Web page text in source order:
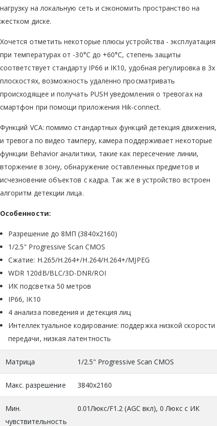
нагрузку на локальную сеть и сэкономить пространство на
жестком диске.
Хочется отметить некоторые плюсы устройства - эксплуатация
при температурах от -30°C до +60°C, степень защиты
соответствует стандарту IP66 и IK10, удобная регулировка в 3х
плоскостях, возможность удаленно просматривать
происходящее и получать PUSH уведомления о тревогах на
смартфон при помощи приложения Hik-connect.
Функций VCA: помимо стандартных функций детекция движения,
и тревога по видео тамперу, камера поддерживает некоторые
функции Behavior аналитики, такие как пересечение линии,
вторжение в зону, обнаружение оставленных предметов и
исчезновение объектов с кадра. Так же в устройство встроен
алгоритм детекции лица.
Особенности:
Разрешение до 8МП (3840x2160)
1/2.5" Progressive Scan CMOS
Сжатие: H.265/H.264+/H.264/H.264+/MJPEG
WDR 120dB/BLC/3D-DNR/ROI
ИК подсветка 50 метров
IP66, IK10
4 анализа поведения и детекция лиц
Интеллектуальное кодирование: поддержка низкой скорости
передачи, низкая латентность
Матрица 1/2.5" Progressive Scan CMOS
Макс. разрешение 3840х2160
Мин.
чувствительность
0.01Люкс/F1.2 (AGC вкл), 0 Люкс с ИК